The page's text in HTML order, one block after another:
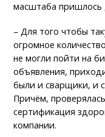
масштаба пришлось
– Для того чтобы
огромное
не могли пойти на
объявления,
были и сварщики, и
Причём,
сертификация
компании.